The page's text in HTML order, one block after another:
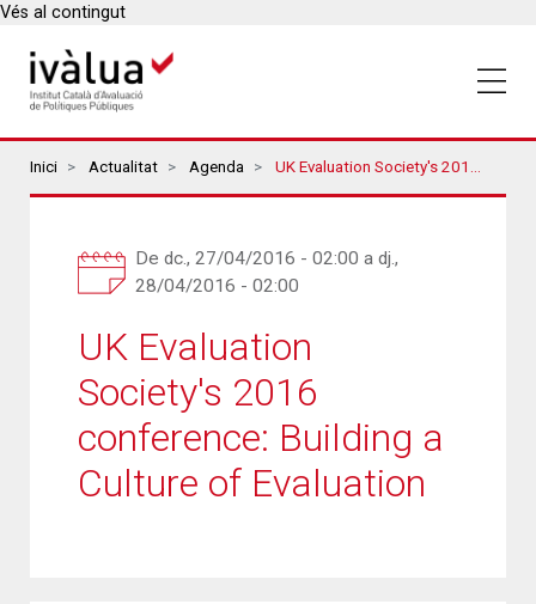
Vés al contingut
Breadcrumbs
Inici Actualitat Agenda UK Evaluation Society's 2016 Conference: Building A Culture Of Evaluation
De dc., 27/04/2016 - 02:00 a dj.,
28/04/2016 - 02:00
UK Evaluation
Society's 2016
conference: Building a
Culture of Evaluation